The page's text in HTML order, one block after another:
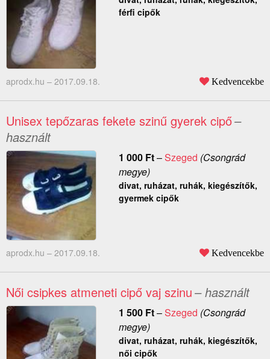
férfi cipők
aprodx.hu – 2017.09.18. Kedvencekbe
Unisex tepőzaras fekete szinű gyerek cipő–
használt
1 000 Ft–Szeged (Csongrád
megye)
divat, ruházat, ruhák, kiegészítők,
gyermek cipők
aprodx.hu – 2017.09.18. Kedvencekbe
Női csipkes atmeneti cipő vaj szinu– használt
1 500 Ft–Szeged (Csongrád
megye)
divat, ruházat, ruhák, kiegészítők,
női cipők